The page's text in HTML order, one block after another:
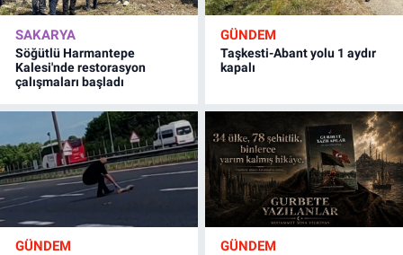
SAKARYA
Söğütlü Harmantepe
Kalesi'nde restorasyon
çalışmaları başladı
GÜNDEM
Taşkesti-Abant yolu 1 aydır
kapalı
GÜNDEM GÜNDEM